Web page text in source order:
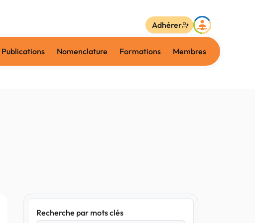
Publications Nomenclature Formations Membres
Adhérer
Recherche par mots clés